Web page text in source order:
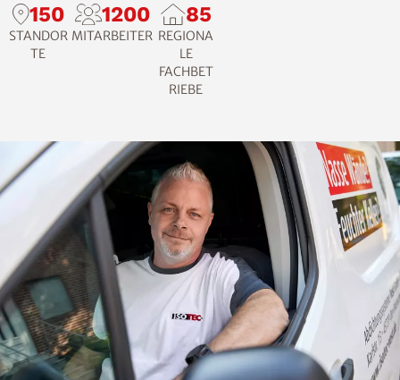
150
STANDOR
TE
1200
MITARBEITER
85
REGIONA
LE
FACHBET
RIEBE